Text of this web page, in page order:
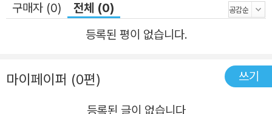
구매자 (0)
전체 (0)
등록된 평이 없습니다.
마이페이퍼 (0편) 쓰기
등록된 글이 없습니다